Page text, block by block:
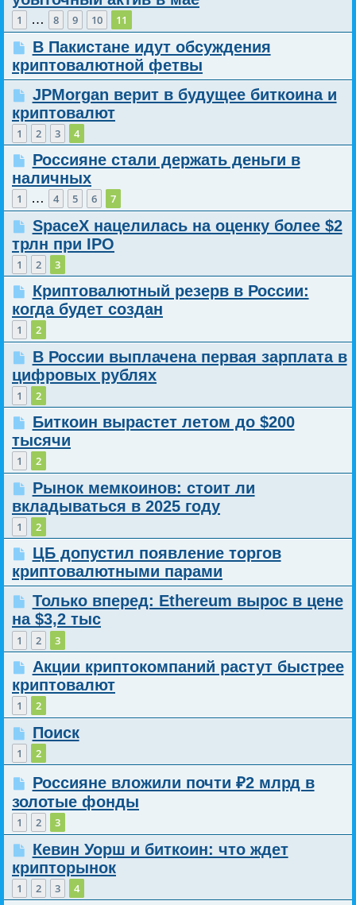
1 … 8 9 10 11
В Пакистане идут обсуждения
криптовалютной фетвы
JPMorgan верит в будущее биткоина и
криптовалют
1 2 3 4
Россияне стали держать деньги в
наличных
1 … 4 5 6 7
SpaceX нацелилась на оценку более $2
трлн при IPO
1 2 3
Криптовалютный резерв в России:
когда будет создан
1 2
В России выплачена первая зарплата в
цифровых рублях
1 2
Биткоин вырастет летом до $200
тысячи
1 2
Рынок мемкоинов: стоит ли
вкладываться в 2025 году
1 2
ЦБ допустил появление торгов
криптовалютными парами
Только вперед: Ethereum вырос в цене
на $3,2 тыс
1 2 3
Акции криптокомпаний растут быстрее
криптовалют
1 2
Поиск
1 2
Россияне вложили почти ₽2 млрд в
золотые фонды
1 2 3
Кевин Уорш и биткоин: что ждет
крипторынок
1 2 3 4